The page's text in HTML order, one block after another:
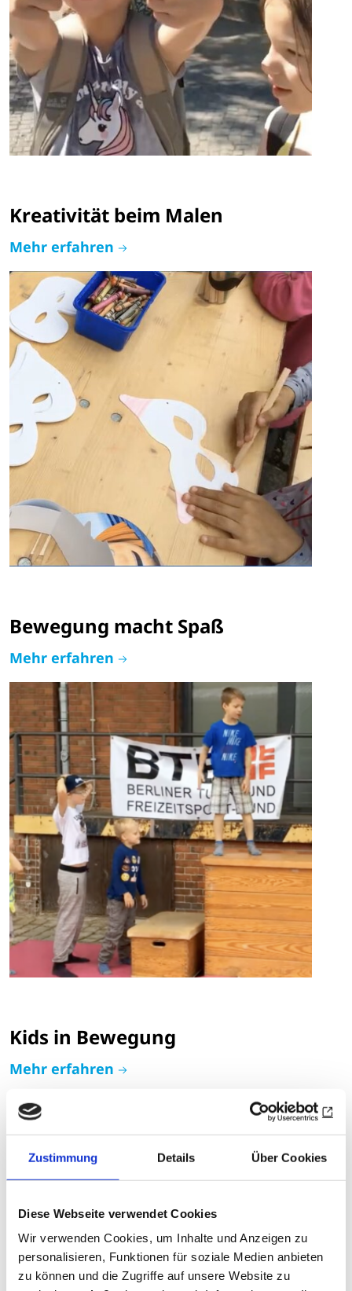
Zustimmung Details Über Cookies
Diese Webseite verwendet Cookies
Wir verwenden Cookies, um Inhalte und Anzeigen zu
personalisieren, Funktionen für soziale Medien anbieten
zu können und die Zugriffe auf unsere Website zu
Kreativität beim Malen
Mehr erfahren
Bewegung macht Spaß
Mehr erfahren
Kids in Bewegung
Mehr erfahren